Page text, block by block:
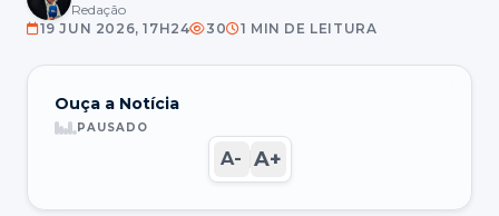
Redação
19 JUN 2026, 17H24
30 1 MIN DE LEITURA
Ouça a Notícia
PAUSADO
A- A+